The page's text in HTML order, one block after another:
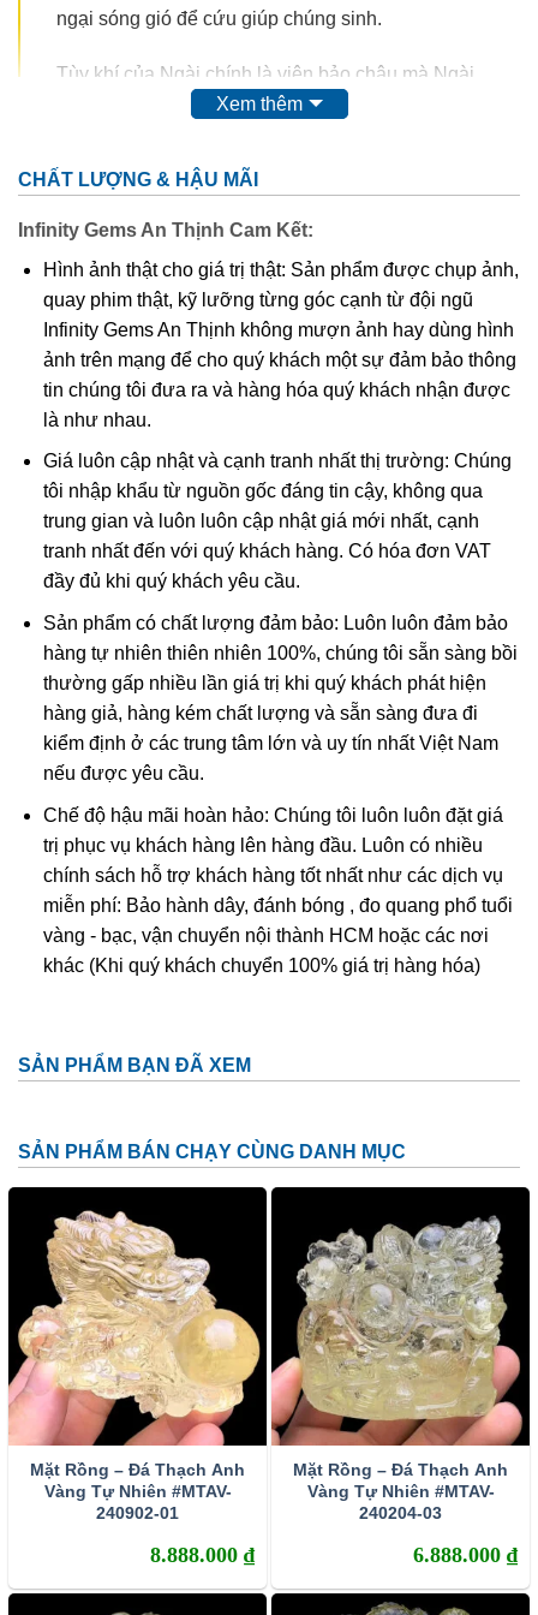
ngại sóng gió để cứu giúp chúng sinh.
Tùy khí của Ngài chính là viên bảo châu mà Ngài
thường cầm nơi tay trái hoặc tay phải cầm hoa sen,
Phật, Phổ Hiền nằm trong nhóm của Phật Đại Nhật.
Biểu tượng của Bồ tát Phổ Hiền là ngọc như ý, hoa
sen, có khi là trang sách ghi thần chú của Bồ tát.
Phổ Hiền Bồ tát thường xuất hiện trong bộ ba cùng
với Phật Thích Ca và Văn Thù Sư Lợi gọi là Thích
Ca Tam Tôn. Ngài đứng bên phải, còn Văn Thù
đứng bên trái và có khi các Ngài được vây quanh
bởi mười sáu vị hộ pháp bảo vệ cho kinh Bát Nhã.
Ngài thường xuất hiện như một vị Bồ tát với vương
miện và y trang đầy ắp châu báu như một ông
hoàng và nhiều tranh ảnh tượng.
Trích dẫn từ:phatgiao.org.vn
người tuổi Thìn, Tỵ.
Người sinh năm Thìn, Tỵ sẽ nhận được sự phù hộ, độ trì
của Phật Phổ Hiền Bồ tát – vị thần tượng trưng cho lễ
nghi, sự đức độ và tự nguyện. Ngài sẽ giúp bạn thực hiện
được những nguyện vọng lớn lao nhất của mình, thoát
khỏi cạm bẫy của những kẻ tiểu nhân, gia tăng thêm uy
quyền lãnh đạo, vượt lên mọi trở ngại để có cuộc sống
hạnh phúc, mỹ mãn. Giúp bảo vệ, hộ mệnh, đem lại bình
an, sức khoẻ, may mắn và thành công cho BẠN.
Phổ Hiền Bồ Tát là một trong Ngũ Thiền Bồ Tát của
Phật Giáo. Ngài thường xuất hiện bên cạnh hai vị bồ tát
bỉ để vượt qua mọi thử thách. Những người đang
Phổ Hiền Bồ Tát là một trong Ngũ Thiền Bồ Tát của
Phật Giáo. Ngài thường xuất hiện bên cạnh hai vị bồ tát
là Thích Ca và Văn Thù Sư Lợi.
Hình tượng của Phổ Hiền Bồ Tát được mô tả lại: Ngài
cưỡi trên lưng voi thể hiện sức mạnh vượt qua mọi thử
thách; một tay mang nhành hoa sen biểu tượng cho sự
tinh khiết; một tay ngài mang ngọc như ý biểu tượng
cho vạn sự như ý, mãn nguyện.
Xem thêm
CHẤT LƯỢNG & HẬU MÃI
Infinity Gems An Thịnh Cam Kết:
Hình ảnh thật cho giá trị thật: Sản phẩm được chụp ảnh,
quay phim thật, kỹ lưỡng từng góc cạnh từ đội ngũ
Infinity Gems An Thịnh không mượn ảnh hay dùng hình
ảnh trên mạng để cho quý khách một sự đảm bảo thông
tin chúng tôi đưa ra và hàng hóa quý khách nhận được
là như nhau.
Giá luôn cập nhật và cạnh tranh nhất thị trường: Chúng
tôi nhập khẩu từ nguồn gốc đáng tin cậy, không qua
trung gian và luôn luôn cập nhật giá mới nhất, cạnh
tranh nhất đến với quý khách hàng. Có hóa đơn VAT
đầy đủ khi quý khách yêu cầu.
Sản phẩm có chất lượng đảm bảo: Luôn luôn đảm bảo
hàng tự nhiên thiên nhiên 100%, chúng tôi sẵn sàng bồi
thường gấp nhiều lần giá trị khi quý khách phát hiện
hàng giả, hàng kém chất lượng và sẵn sàng đưa đi
kiểm định ở các trung tâm lớn và uy tín nhất Việt Nam
nếu được yêu cầu.
Chế độ hậu mãi hoàn hảo: Chúng tôi luôn luôn đặt giá
trị phục vụ khách hàng lên hàng đầu. Luôn có nhiều
chính sách hỗ trợ khách hàng tốt nhất như các dịch vụ
miễn phí: Bảo hành dây, đánh bóng , đo quang phổ tuổi
vàng - bạc, vận chuyển nội thành HCM hoặc các nơi
khác (Khi quý khách chuyển 100% giá trị hàng hóa)
SẢN PHẨM BẠN ĐÃ XEM
SẢN PHẨM BÁN CHẠY CÙNG DANH MỤC
Mặt Rồng – Đá Thạch Anh
Vàng Tự Nhiên #MTAV-
240902-01
8.888.000 ₫
Mặt Rồng – Đá Thạch Anh
Vàng Tự Nhiên #MTAV-
240204-03
6.888.000 ₫